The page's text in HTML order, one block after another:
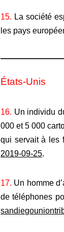
15. La société
les pays
États-Unis
16. Un individu
000 et 5 000
qui servait à les
2019-09-25.
17. Un homme
de téléphones